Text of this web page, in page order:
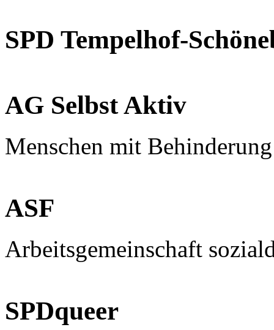
SPD Tempelhof-
AG Selbst Aktiv
Menschen mit
ASF
Arbeitsgemeinschaft
SPDqueer